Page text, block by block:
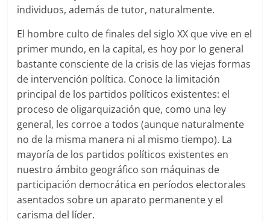
individuos, además de tutor, naturalmente.
El hombre culto de finales del siglo XX que vive en el
primer mundo, en la capital, es hoy por lo general
bastante consciente de la crisis de las viejas formas
de intervención política. Conoce la limitación
principal de los partidos políticos existentes: el
proceso de oligarquización que, como una ley
general, les corroe a todos (aunque naturalmente
no de la misma manera ni al mismo tiempo). La
mayoría de los partidos políticos existentes en
nuestro ámbito geográfico son máquinas de
participación democrática en períodos electorales
asentados sobre un aparato permanente y el
carisma del líder.